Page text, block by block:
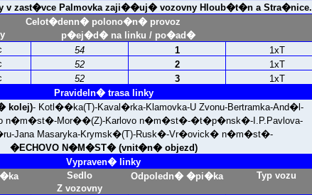
zast�vce Palmovka zaji��uj� vozovny Hloub�t�n a Stra�nice.
Celot�denn� polono�n� provoz
p�ej�d� na linku / po�ad�
54 1
1xT
52 2
1xT
52 3 1xT
Pravideln� trasa linky
kolej)- Kotl��ka(T)-Kaval�rka-Klamovka-U Zvonu-Bertramka-And�l-
n�m�st�-Mor��(Z)-Karlovo n�m�st�-�t�p�nsk�-I.P.Pavlova-
Jana Masaryka-Krymsk�(T)-Rusk�-Vr�ovick� n�m�st�-
�ECHOVO N�M�ST� (vnit�n� objezd)
Vypraven� linky
Sedlo Odpoledn� �pi�ka
Typ vozu
Z vozovny